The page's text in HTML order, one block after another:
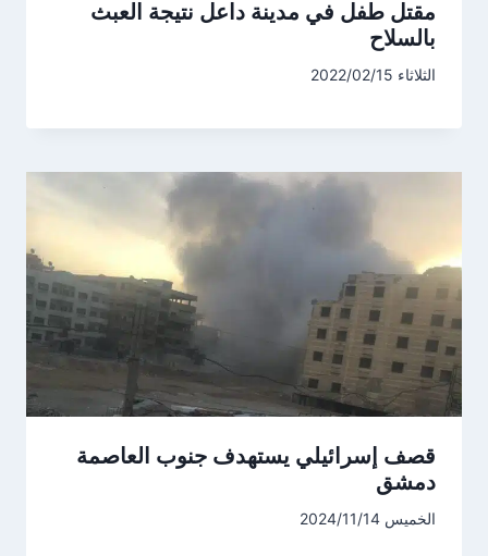
مقتل طفل في مدينة داعل نتيجة العبث
بالسلاح
الثلاثاء 2022/02/15
قصف إسرائيلي يستهدف جنوب العاصمة
دمشق
الخميس 2024/11/14